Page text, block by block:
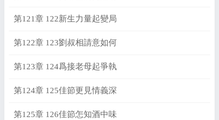
第121章 122新生力量起變局
第122章 123劉叔相請意如何
第123章 124爲接老母起爭執
第124章 125佳節更見情義深
第125章 126佳節怎知酒中味